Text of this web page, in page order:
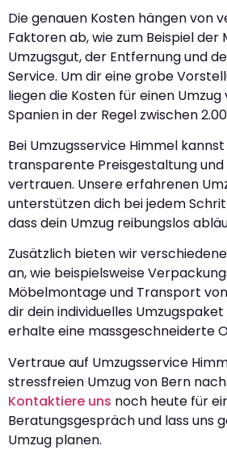
Die genauen Kosten hängen von
Faktoren ab, wie zum Beispiel der
Umzugsgut, der Entfernung und
Service. Um dir eine grobe
liegen die Kosten für einen
Spanien in der Regel zwischen
Bei Umzugsservice Himmel
transparente Preisgestaltung
vertrauen. Unsere erfahrenen
unterstützen dich bei jedem
dass dein Umzug reibungslos
Zusätzlich bieten wir
an, wie beispielsweise
Möbelmontage und Transport
dir dein individuelles
erhalte eine massgeschneiderte
Vertraue auf Umzugsservice
stressfreien Umzug von Bern
Kontaktiere uns noch heute für
Beratungsgespräch und lass uns
Umzug planen.